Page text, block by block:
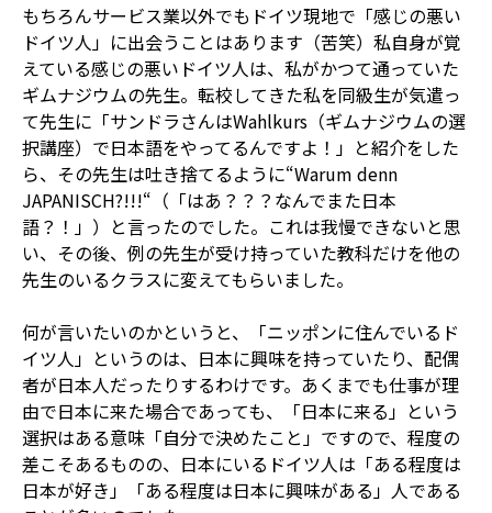
もちろんサービス業以外でもドイツ現地で「感じの悪い
ドイツ人」に出会うことはあります（苦笑）私自身が覚
えている感じの悪いドイツ人は、私がかつて通っていた
ギムナジウムの先生。転校してきた私を同級生が気遣っ
て先生に「サンドラさんはWahlkurs（ギムナジウムの選
択講座）で日本語をやってるんですよ！」と紹介をした
ら、その先生は吐き捨てるように“Warum denn
JAPANISCH?!!!“（「はあ？？？なんでまた日本
語？！」）と言ったのでした。これは我慢できないと思
い、その後、例の先生が受け持っていた教科だけを他の
先生のいるクラスに変えてもらいました。
何が言いたいのかというと、「ニッポンに住んでいるド
イツ人」というのは、日本に興味を持っていたり、配偶
者が日本人だったりするわけです。あくまでも仕事が理
由で日本に来た場合であっても、「日本に来る」という
選択はある意味「自分で決めたこと」ですので、程度の
差こそあるものの、日本にいるドイツ人は「ある程度は
日本が好き」「ある程度は日本に興味がある」人である